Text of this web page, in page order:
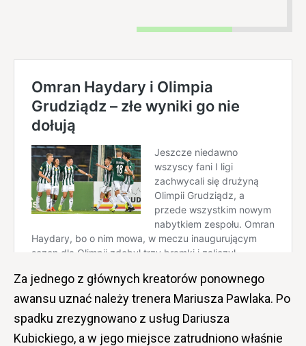
Za jednego z głównych kreatorów ponownego
awansu uznać należy trenera Mariusza Pawlaka. Po
spadku zrezygnowano z usług Dariusza
Kubickiego, a w jego miejsce zatrudniono właśnie